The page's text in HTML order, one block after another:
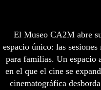
El Museo CA2M abre
espacio único: las
para familias. Un espacio
en el que el cine se
cinematográfica